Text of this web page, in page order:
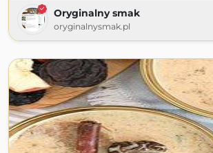
Oryginalny smak
oryginalnysmak.pl